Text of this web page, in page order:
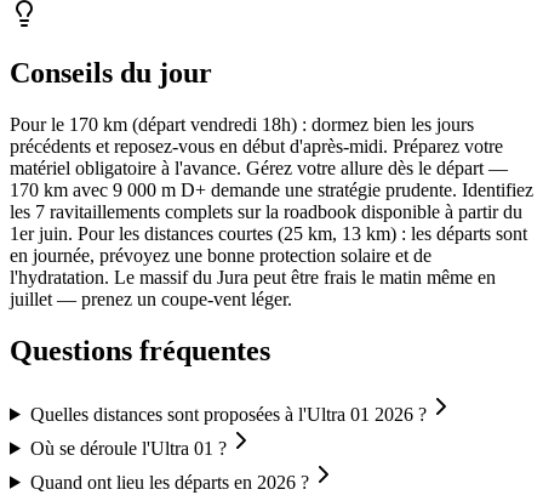
Conseils du jour
Pour le 170 km (départ vendredi 18h) : dormez bien les jours
précédents et reposez-vous en début d'après-midi. Préparez votre
matériel obligatoire à l'avance. Gérez votre allure dès le départ —
170 km avec 9 000 m D+ demande une stratégie prudente. Identifiez
les 7 ravitaillements complets sur la roadbook disponible à partir du
1er juin. Pour les distances courtes (25 km, 13 km) : les départs sont
en journée, prévoyez une bonne protection solaire et de
l'hydratation. Le massif du Jura peut être frais le matin même en
juillet — prenez un coupe-vent léger.
Questions fréquentes
Quelles distances sont proposées à l'Ultra 01 2026 ?
Où se déroule l'Ultra 01 ?
Quand ont lieu les départs en 2026 ?